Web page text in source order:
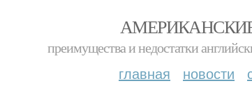
преимущества и недостатки
главная новости